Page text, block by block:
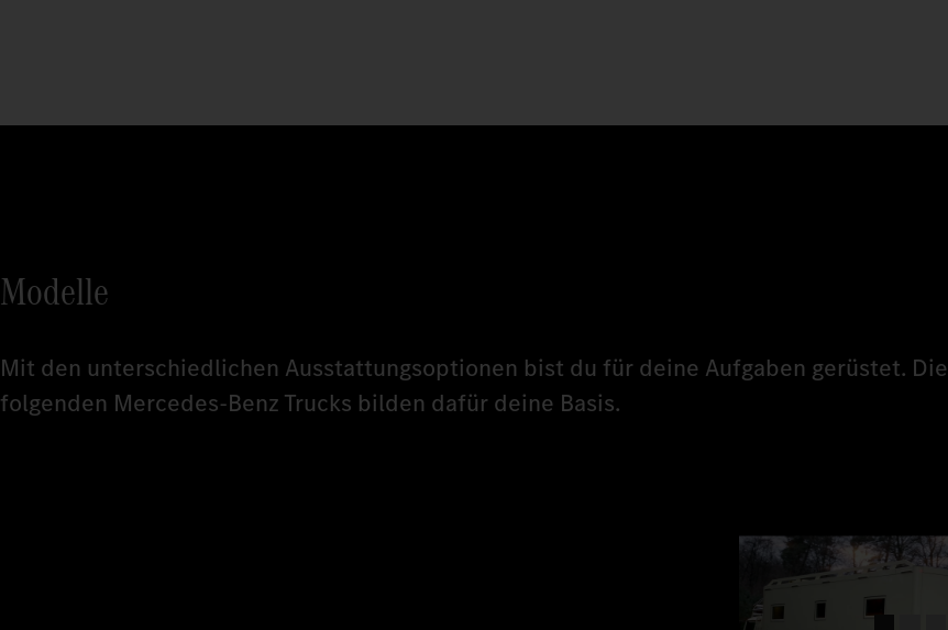
Modelle
Mit den unterschiedlichen Ausstattungsoptionen bist du für deine Aufgaben gerüstet. Die
folgenden Mercedes‑Benz Trucks bilden dafür deine Basis.